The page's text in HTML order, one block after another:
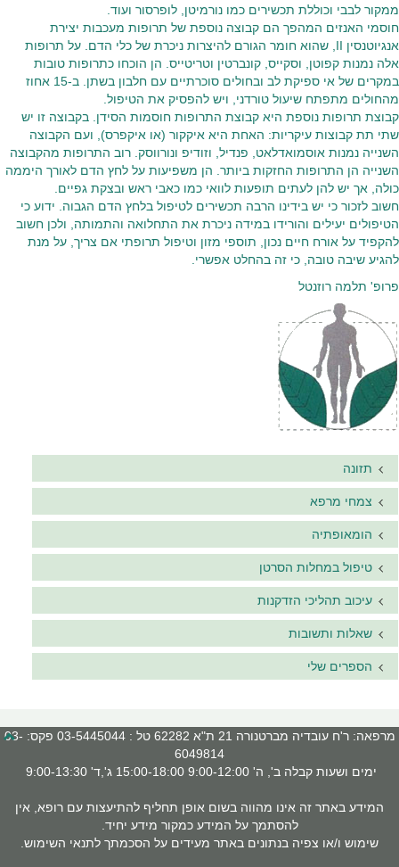
ממקור לבבי וכוללת תכשירים כמו נורמיטן, לופרסור ועוד.
חוסמי האנזים המהפך הם קבוצה נוספת של תרופות מעכבות יצירת
אנגיוטנסין II, שהוא חומר הגורם להיצרות ניכרת של כלי הדם. על תרופות
אלה נמנות קפוטן, וסקייס, קונברטין וטריטייס. הן הוכחו כתרופות טובות
במקרים של אי ספיקת לב ובחולים סוכרתיים עם חלבון בשתן. ב-15 אחוז
מהחולים מתפתח שיעול טורדני, ויש להפסיק את הטיפול.
קבוצת תרופות נוספת היא קבוצת התרופות חוסמות הסידן. בקבוצה זו יש
שתי תת קבוצות עיקריות: האחת היא איקקור (או איקפרס), ועם הקבוצה
השנייה נמנות אוסמואדלאט, פנדיל, וזודיפ ונורווסק. רוב התרופות מהקבוצה
השנייה הן התרופות החזקות ביותר. הן משפיעות על לחץ הדם לאורך היממה
כולה, אך יש להן לעתים תופעות לוואי כמו כאבי ראש ובצקת גפיים.
חשוב לזכור כי יש בידינו הרבה תכשירים לטיפול בלחץ הדם הגבוה. ידוע כי
הטיפולים יעילים והורידו במידה ניכרת את התחלואה והתמותה, ולכן חשוב
להקפיד על אורח חיים נכון, תוספי מזון וטיפול תרופתי אם צריך, על מנת
להגיע שיבה טובה, כי זה בהחלט אפשרי.
פרופ' תלמה רוזנטל
תזונה
צמחי מרפא
הומאופתיה
טיפול במחלות הסרטן
עיכוב תהליכי הזדקנות
שאלות ותשובות
הספרים שלי
מרפאה: ר'ח עובדיה מברטנורה 21 ת"א 62282 טל : 03-5445044 פקס: 03-
6049814
ימים ושעות קבלה ב', ה' 9:00-12:00 15:00-18:00 ג',ד' 9:00-13:30
המידע באתר זה אינו מהווה בשום אופן תחליף להתיעצות עם רופא, אין
להסתמך על המידע כמקור מידע יחיד.
שימוש ו/או צפיה בנתונים באתר מעידים על הסכמתך לתנאי השימוש.